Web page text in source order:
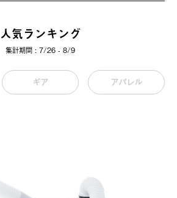
人気ランキング
集計期間 : 7/26 - 8/9
ギア アパレル